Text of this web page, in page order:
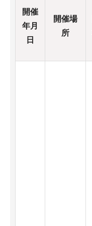
開催
年月
日
開催場
所